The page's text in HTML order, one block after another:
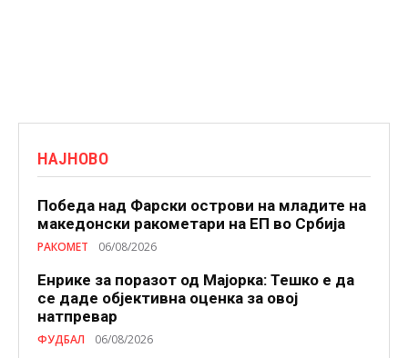
НАЈНОВО
Победа над Фарски острови на младите на
македонски ракометари на ЕП во Србија
РАКОМЕТ 06/08/2026
Енрике за поразот од Мајорка: Тешко е да
се даде објективна оценка за овој
натпревар
ФУДБАЛ 06/08/2026